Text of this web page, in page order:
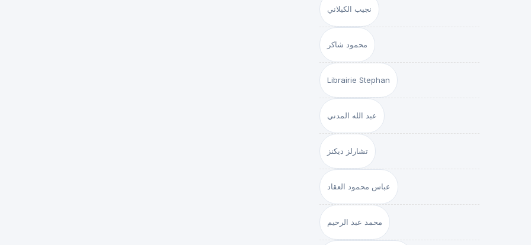
نجيب الكيلاني
محمود شاكر
Librairie Stephan
عبد الله المدني
تشارلز ديكنز
عباس محمود العقاد
محمد عبد الرحيم